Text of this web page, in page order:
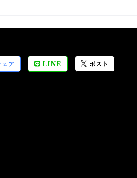
ェア LINE ポスト